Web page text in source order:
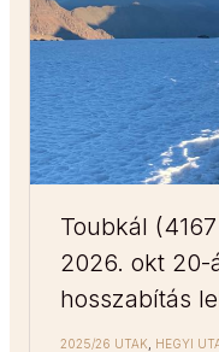
Toubkál
2026. okt 20-
hosszabítás
2025/26 UTAK HEGYI